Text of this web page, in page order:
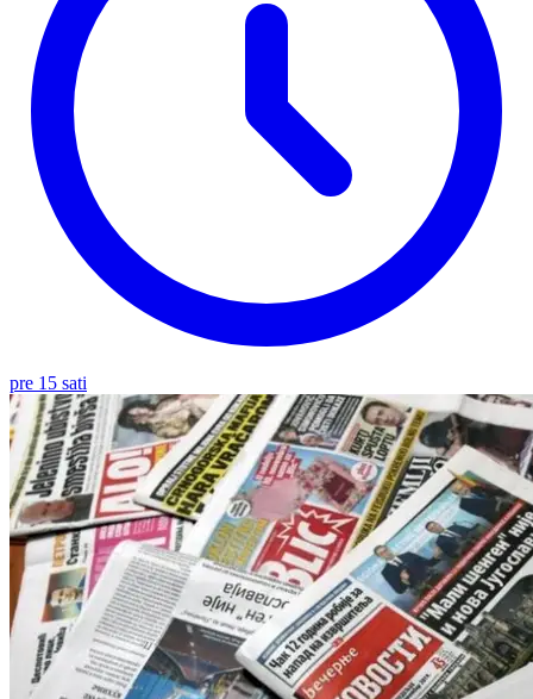
pre 15 sati